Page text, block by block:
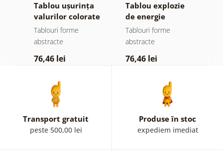
Tablou ușurința
valurilor colorate
Tablouri forme
abstracte
76,46 lei
Tablou explozie
de energie
colorată
Tablouri forme
abstracte
76,46 lei
Transport gratuit
peste 500,00 lei
Produse în stoc
expediem imediat